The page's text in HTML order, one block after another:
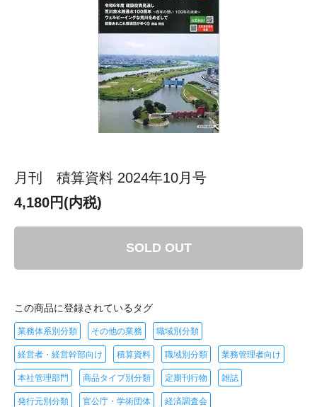
月刊 積算資料 2024年10月号
4,180円(内税)
SOLD OUT
この商品に登録されているタグ
業務体系別分類 その他の業務 職域別分類
経営者・経営幹部向け 積算資料 職域別分類 業務管理者向け
本社管理部門 商品タイプ別分類 定期刊行物 雑誌
発行元別分類 官公庁・学術団体 経済調査会